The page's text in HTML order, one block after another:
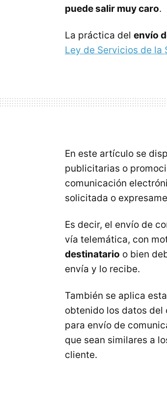
puede salir muy caro.
La práctica del envío
Ley de Servicios de la
En este artículo se
publicitarias o
comunicación
solicitada o
Es decir, el envío de
vía telemática, con
destinatario o bien
envía y lo recibe.
También se aplica
obtenido los datos
para envío de
que sean similares a
cliente.